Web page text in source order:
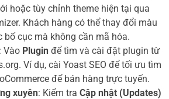
hoặc tùy chỉnh theme hiện tại qua
Khách hàng có thể thay đổi màu
bố cục mà không cần mã hóa.
: Vào Plugin để tìm và cài đặt plugin từ
Ví dụ, cài Yoast SEO để tối ưu tìm
để bán hàng trực tuyến.
xuyên: Kiểm tra Cập nhật (Updates)